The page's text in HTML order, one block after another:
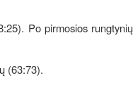
Po pirmosios rungtynių
(63:73).